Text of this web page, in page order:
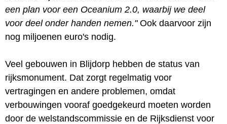
een plan voor een Oceanium 2.0, waarbij we deel
voor deel onder handen nemen."Ook daarvoor zijn
nog miljoenen euro's nodig.
Veel gebouwen in Blijdorp hebben de status van
rijksmonument. Dat zorgt regelmatig voor
vertragingen en andere problemen, omdat
verbouwingen vooraf goedgekeurd moeten worden
door de welstandscommissie en de Rijksdienst voor